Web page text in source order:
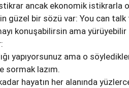
ancak ekonomik istikrarla
güzel bir sözü var: You can
konuşabilirsin ama
yapıyorsunuz ama o
sormak lazım.
hayatın her alanında